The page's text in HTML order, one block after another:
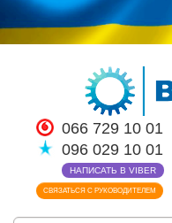
066 729 10 01
096 029 10 01
НАПИСАТЬ В VIBER
СВЯЗАТЬСЯ С РУКОВОДИТЕЛЕМ